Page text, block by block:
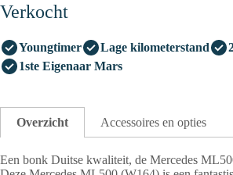
Verkocht
Youngtimer Lage kilometerstand
1ste Eigenaar Mars
Overzicht Accessoires en opties
Een bonk Duitse kwaliteit, de Mercedes